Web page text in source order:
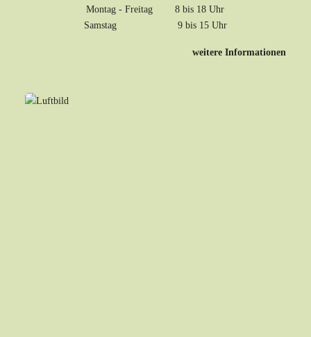
Montag - Freitag 8 bis 18 Uhr
Samstag 9 bis 15 Uhr
weitere Informationen